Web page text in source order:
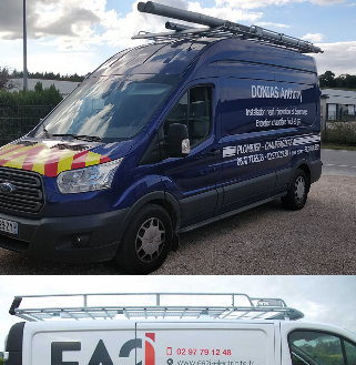
ANTHONY DONIAS
Marquage véhicules